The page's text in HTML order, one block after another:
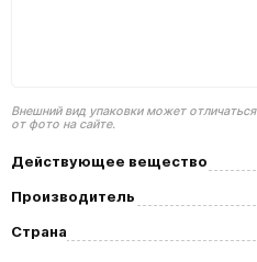
Внешний вид упаковки может отличаться
от фото на сайте.
Действующее вещество
Производитель
Страна